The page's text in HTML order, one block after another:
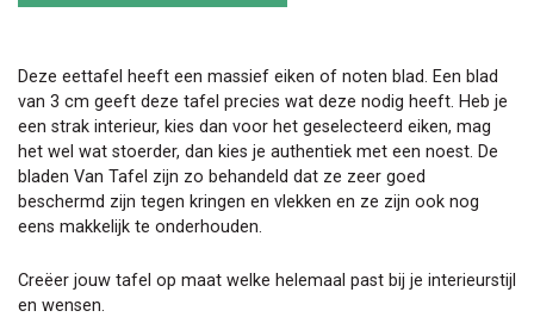
tafel
Deze eettafel heeft een massief eiken of noten blad. Een blad
van 3 cm geeft deze tafel precies wat deze nodig heeft. Heb je
een strak interieur, kies dan voor het geselecteerd eiken, mag
het wel wat stoerder, dan kies je authentiek met een noest. De
bladen Van Tafel zijn zo behandeld dat ze zeer goed
beschermd zijn tegen kringen en vlekken en ze zijn ook nog
eens makkelijk te onderhouden.
Creëer jouw tafel op maat welke helemaal past bij je interieurstijl
en wensen.